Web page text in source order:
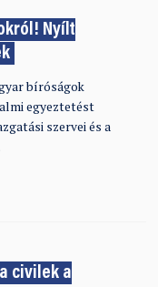
Nyílt
bíróságok
egyeztetést
szervei és a
civilek a